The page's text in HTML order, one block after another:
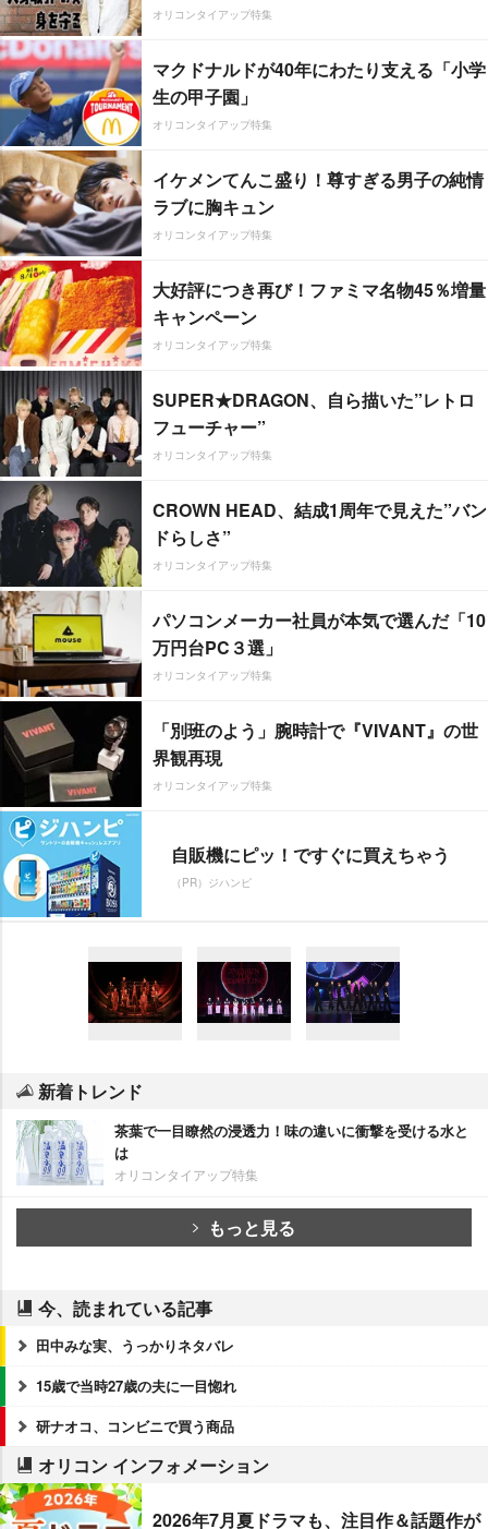
オリコンタイアップ特集
マクドナルドが40年にわたり支える「小学
生の甲子園」
オリコンタイアップ特集
イケメンてんこ盛り！尊すぎる男子の純情
ラブに胸キュン
オリコンタイアップ特集
大好評につき再び！ファミマ名物45％増量
キャンペーン
オリコンタイアップ特集
SUPER★DRAGON、自ら描いた”レトロ
フューチャー”
オリコンタイアップ特集
CROWN HEAD、結成1周年で見えた”バン
ドらしさ”
オリコンタイアップ特集
パソコンメーカー社員が本気で選んだ「10
万円台PC３選」
オリコンタイアップ特集
「別班のよう」腕時計で『VIVANT』の世
界観再現
オリコンタイアップ特集
自販機にピッ！ですぐに買えちゃう
（PR）ジハンピ
新着トレンド
茶葉で一目瞭然の浸透力！味の違いに衝撃を受ける水と
は
オリコンタイアップ特集
もっと見る
今、読まれている記事
田中みな実、うっかりネタバレ
15歳で当時27歳の夫に一目惚れ
研ナオコ、コンビニで買う商品
オリコン インフォメーション
2026年7月夏ドラマも、注目作＆話題作が